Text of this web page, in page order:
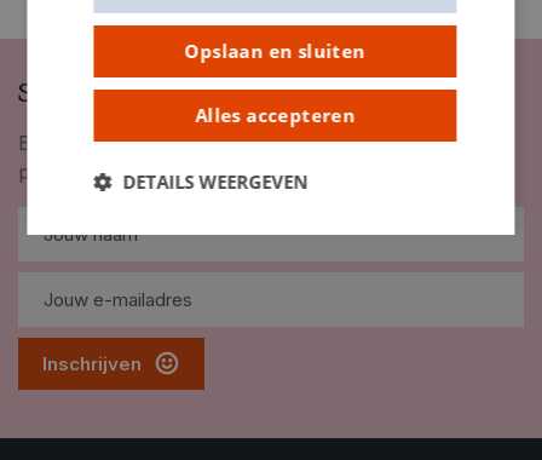
Schrijf je in op onze nieuwsbrief
Blijf op de hoogte van nieuwigheden, inspiratie,
promoties en meer!
Inschrijven
Opslaan en sluiten
Alles accepteren
DETAILS WEERGEVEN